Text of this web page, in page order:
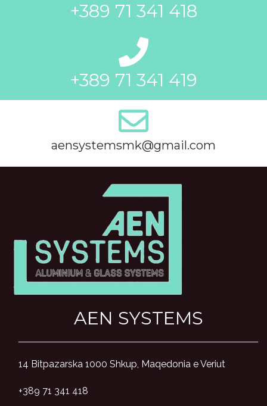
+389 71 341 418
+389 71 341 419
aensystemsmk@gmail.com
AEN SYSTEMS
14 Bitpazarska 1000 Shkup, Maqedonia e Veriut
+389 71 341 418